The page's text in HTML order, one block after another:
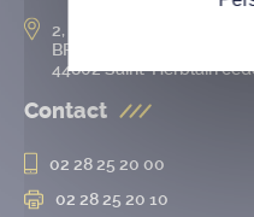
2, rue de l’Hôtel-de-Ville
BP 50167
44802 Saint-Herblain
Contact
02 28 25 20 00
02 28 25 20 10